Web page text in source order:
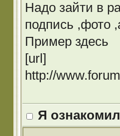
Надо зайти в
подпись ,фото
Пример здесь
[url]
http://
Я